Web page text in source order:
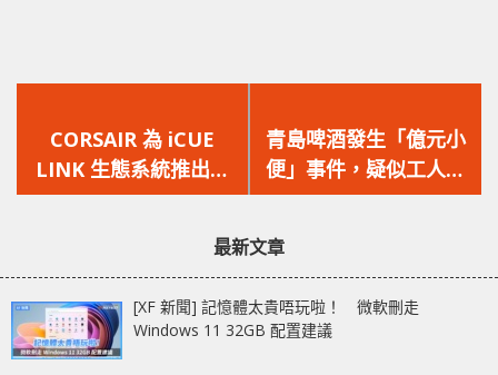
一
篇
文
CORSAIR 為 iCUE
LINK 生態系統推出配
備 LCD 的新型一體式
一
篇
文
青島啤酒發生「億元小
便」事件，疑似工人於
大型原料箱小便，又引
最新文章
[XF 新聞] 記憶體太貴唔玩啦！ 微軟刪走
Windows 11 32GB 配置建議